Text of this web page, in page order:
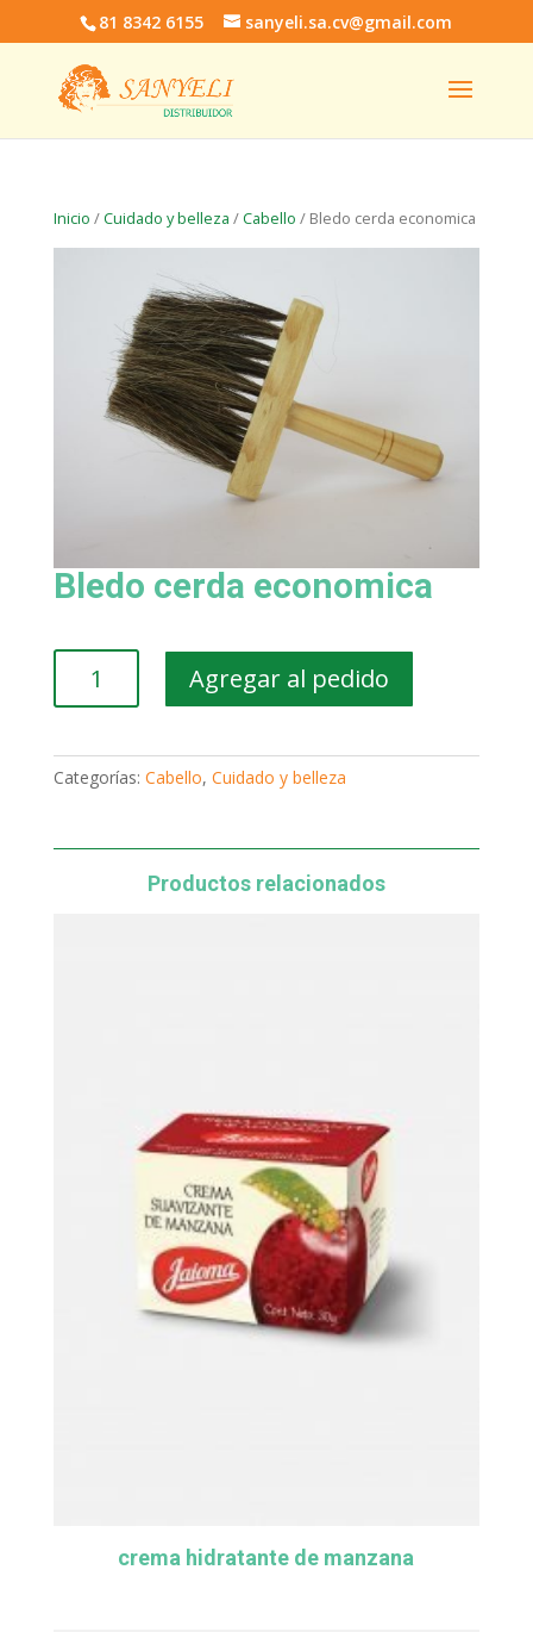
81 8342 6155 sanyeli.sa.cv@gmail.com
Inicio /Cuidado y belleza /Cabello / Bledo cerda economica
Bledo cerda economica
Agregar al pedido
Categorías: Cabello, Cuidado y belleza
Productos relacionados
crema hidratante de manzana